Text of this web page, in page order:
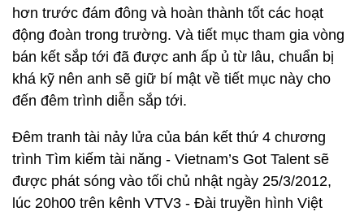
hơn trước đám đông và hoàn thành tốt các hoạt
động đoàn trong trường. Và tiết mục tham gia vòng
bán kết sắp tới đã được anh ấp ủ từ lâu, chuẩn bị
khá kỹ nên anh sẽ giữ bí mật về tiết mục này cho
đến đêm trình diễn sắp tới.
Đêm tranh tài nảy lửa của bán kết thứ 4 chương
trình Tìm kiếm tài năng - Vietnam’s Got Talent sẽ
được phát sóng vào tối chủ nhật ngày 25/3/2012,
lúc 20h00 trên kênh VTV3 - Đài truyền hình Việt